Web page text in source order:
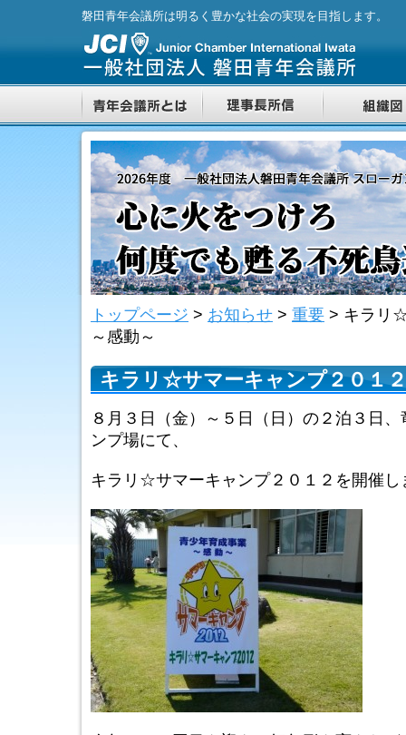
磐田青年会議所は明るく豊かな社会の実現を目指します。
トップページ > お知らせ > 重要 > キラリ
～感動～
キラリ☆サマーキャンプ２０１
８月３日（金）～５日（日）の２泊３日
ンプ場にて、
キラリ☆サマーキャンプ２０１２を開催し